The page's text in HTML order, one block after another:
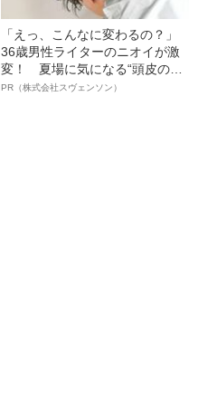
「えっ、こんなに変わるの？」
36歳男性ライターのニオイが激
変！ 夏場に気になる“頭皮のニ
オイ”や“ベタつき”を解消す
PR（株式会社スヴェンソン）